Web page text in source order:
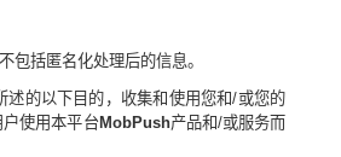
包括匿名化处理后的信息。
述的以下目的，收集和使用您和/或您的
使用本平台MobPush产品和/或服务而